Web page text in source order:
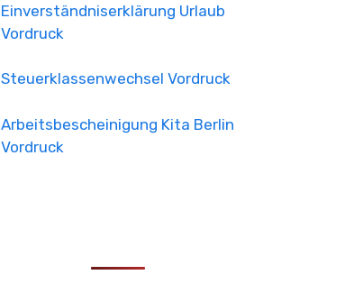
Einverständniserklärung Urlaub
Vordruck
Steuerklassenwechsel Vordruck
Arbeitsbescheinigung Kita Berlin
Vordruck